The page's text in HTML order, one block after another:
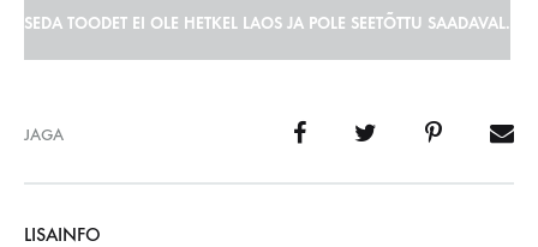
SEDA TOODET EI OLE HETKEL LAOS JA POLE SEETÕTTU SAADAVAL.
JAGA
LISAINFO